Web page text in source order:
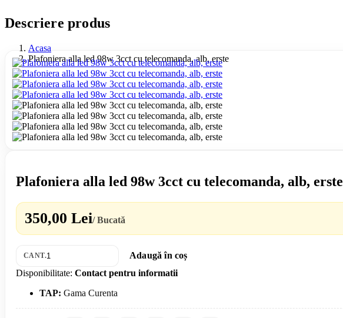
Descriere produs
Acasa
Plafoniera alla led 98w 3cct cu telecomanda, alb, erste
Plafoniera alla led 98w 3cct cu telecomanda, alb, erste
350,00 Lei/ Bucată
CANT.
Adaugă în coș
Disponibilitate: Contact pentru informatii
TAP: Gama Curenta